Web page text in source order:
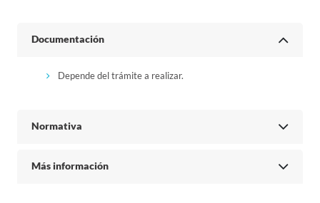
Documentación
Depende del trámite a realizar.
Normativa
Más información